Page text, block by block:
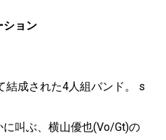
ション
結成された4人組バンド。 s
叫ぶ、横山優也(Vo/Gt)の